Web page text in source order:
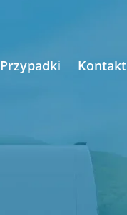
Przypadki Kontakt